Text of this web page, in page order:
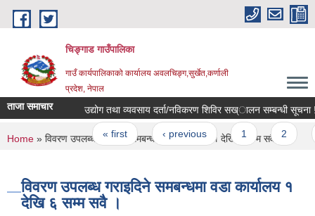
Skip to main content
चिङ्गाड गाउँपालिका
गाउँ कार्यपालिकाको कार्यालय अवलचिङ्ग,सुर्खेत,कर्णाली
प्रदेश, नेपाल
ताजा समाचार उद्योग तथा व्यवसाय दर्ता/नविकरण शिविर सख्ालन सम्बन्धी सूचना !!
Pages
« first ‹ previous 1 2
You are here
Home » विवरण उपलब्ध गराइदिने समबन्धमा वडा कार्यालय १ देखि ६ सम्म सवै ।
विवरण उपलब्ध गराइदिने समबन्धमा वडा कार्यालय १
देखि ६ सम्म सवै ।